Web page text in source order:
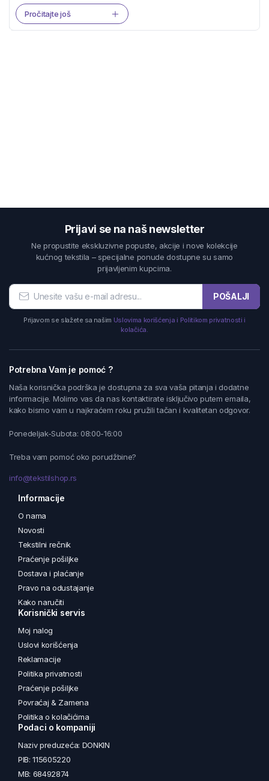
Pročitajte još
Prijavi se na naš newsletter
Ne propustite ekskluzivne popuste, akcije i nove kolekcije
kućnog tekstila – specijalne ponude dostupne su samo
prijavljenim kupcima.
POŠALJI
Prijavom se slažete sa našim Uslovima korišćenja i Politikom privatnosti i
kolačića.
Potrebna Vam je pomoć ?
Naša korisnička podrška je dostupna za sva vaša pitanja i dodatne
informacije. Molimo vas da nas kontaktirate isključivo putem emaila,
kako bismo vam u najkraćem roku pružili tačan i kvalitetan odgovor.
Ponedeljak-Subota: 08:00-16:00
Treba vam pomoć oko porudžbine?
info@tekstilshop.rs
Informacije
O nama
Novosti
Tekstilni rečnik
Praćenje pošiljke
Dostava i plaćanje
Pravo na odustajanje
Kako naručiti
Korisnički servis
Moj nalog
Uslovi korišćenja
Reklamacije
Politika privatnosti
Praćenje pošiljke
Povraćaj & Zamena
Politika o kolačićima
Podaci o kompaniji
Naziv preduzeća: DONKIN
PIB: 115605220
MB: 68492874